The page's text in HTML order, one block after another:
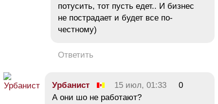
потусить, тот пусть едет.. И бизнес
не пострадает и будет все по-
честному)
Ответить
Урбанист 15 июл, 01:33
0
А они шо не работают?